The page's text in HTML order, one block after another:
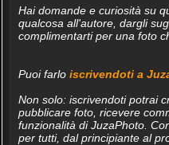
Hai domande e curiosità su
qualcosa all'autore, dargli
complimentarti per una foto
Puoi farlo iscrivendoti a
Non solo: iscrivendoti potrai
pubblicare foto, ricevere
funzionalità di JuzaPhoto.
per tutti, dal principiante al